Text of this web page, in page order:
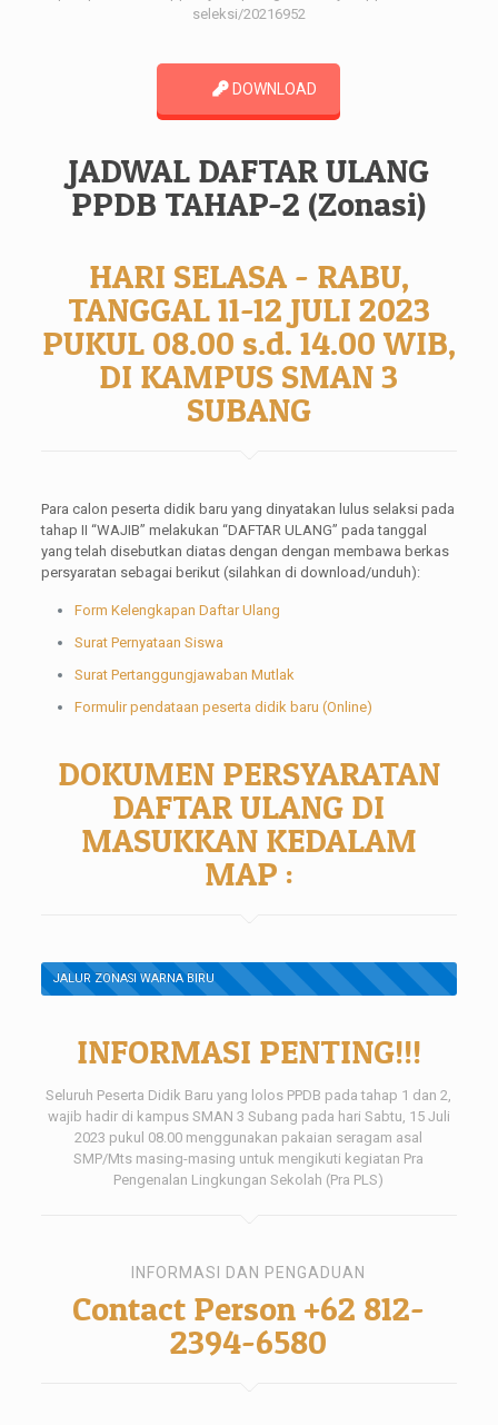
seleksi/20216952
DOWNLOAD
JADWAL DAFTAR ULANG
PPDB TAHAP-2 (Zonasi)
HARI SELASA - RABU,
TANGGAL 11-12 JULI 2023
PUKUL 08.00 s.d. 14.00 WIB,
DI KAMPUS SMAN 3
SUBANG
Para calon peserta didik baru yang dinyatakan lulus selaksi pada
tahap II “WAJIB” melakukan “DAFTAR ULANG” pada tanggal
yang telah disebutkan diatas dengan dengan membawa berkas
persyaratan sebagai berikut (silahkan di download/unduh):
Form Kelengkapan Daftar Ulang
Surat Pernyataan Siswa
Surat Pertanggungjawaban Mutlak
Formulir pendataan peserta didik baru (Online)
DOKUMEN PERSYARATAN
DAFTAR ULANG DI
MASUKKAN KEDALAM
MAP :
JALUR ZONASI WARNA BIRU
INFORMASI PENTING!!!
Seluruh Peserta Didik Baru yang lolos PPDB pada tahap 1 dan 2,
wajib hadir di kampus SMAN 3 Subang pada hari Sabtu, 15 Juli
2023 pukul 08.00 menggunakan pakaian seragam asal
SMP/Mts masing-masing untuk mengikuti kegiatan Pra
Pengenalan Lingkungan Sekolah (Pra PLS)
INFORMASI DAN PENGADUAN
Contact Person +62 812-
2394-6580